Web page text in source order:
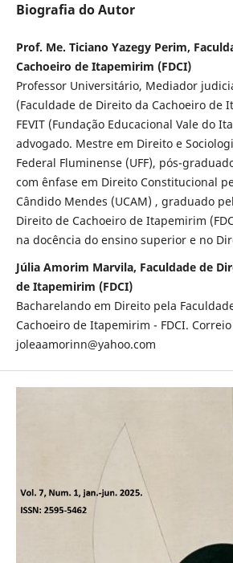
Biografia do Autor
Prof. Me. Ticiano Yazegy Perim,
Cachoeiro de Itapemirim (FDCI)
Professor Universitário, Mediador
(Faculdade de Direito da Cachoeiro de
FEVIT (Fundação Educacional Vale do
advogado. Mestre em Direito e
Federal Fluminense (UFF), pós-
com ênfase em Direito Constitucional
Cândido Mendes (UCAM) , graduado
Direito de Cachoeiro de Itapemirim
na docência do ensino superior e no
Júlia Amorim Marvila, Faculdade de
de Itapemirim (FDCI)
Bacharelando em Direito pela
Cachoeiro de Itapemirim - FDCI.
joleaamorinn@yahoo.com